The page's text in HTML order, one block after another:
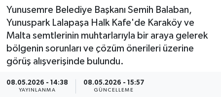
Yunusemre Belediye Başkanı Semih Balaban,
Yunuspark Lalapaşa Halk Kafe'de Karaköy ve
Malta semtlerinin muhtarlarıyla bir araya gelerek
bölgenin sorunları ve çözüm önerileri üzerine
görüş alışverişinde bulundu.
08.05.2026 - 14:38
YAYINLANMA
08.05.2026 - 15:57
GÜNCELLEME
Sağlık
Son Dakika Haberleri
Haber Arşivi